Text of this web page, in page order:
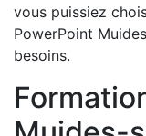
vous puissiez
PowerPoint
besoins.